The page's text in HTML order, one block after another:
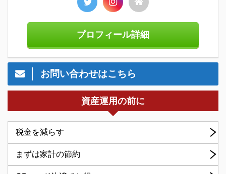
プロフィール詳細
お問い合わせはこちら
資産運用の前に
税金を減らす
まずは家計の節約